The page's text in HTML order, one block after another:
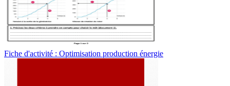
Fiche d'activité : Optimisation production énergie